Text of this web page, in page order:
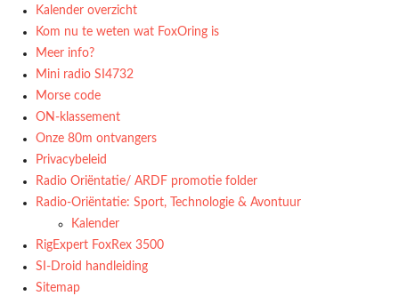
Kalender overzicht
Kom nu te weten wat FoxOring is
Meer info?
Mini radio SI4732
Morse code
ON-klassement
Onze 80m ontvangers
Privacybeleid
Radio Oriëntatie/ ARDF promotie folder
Radio‑Oriëntatie: Sport, Technologie & Avontuur
Kalender
RigExpert FoxRex 3500
SI-Droid handleiding
Sitemap